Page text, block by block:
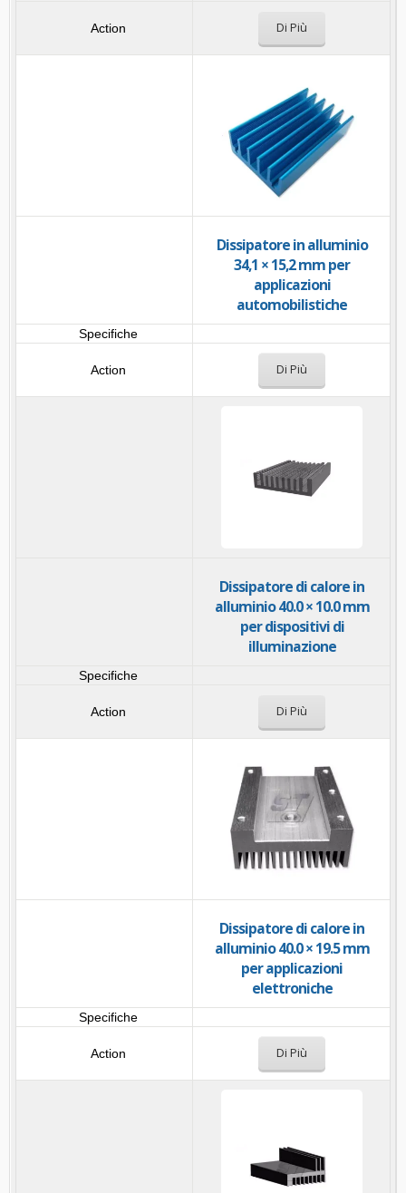
Di Più
Dissipatore in alluminio
34,1 × 15,2 mm per
applicazioni
automobilistiche
Di Più
Dissipatore di calore in
alluminio 40.0 × 10.0 mm
per dispositivi di
illuminazione
Di Più
Dissipatore di calore in
alluminio 40.0 × 19.5 mm
per applicazioni
elettroniche
Di Più